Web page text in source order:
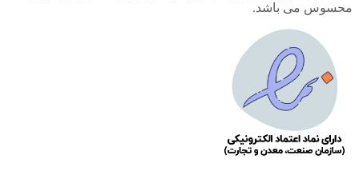
محسوس می باشد.